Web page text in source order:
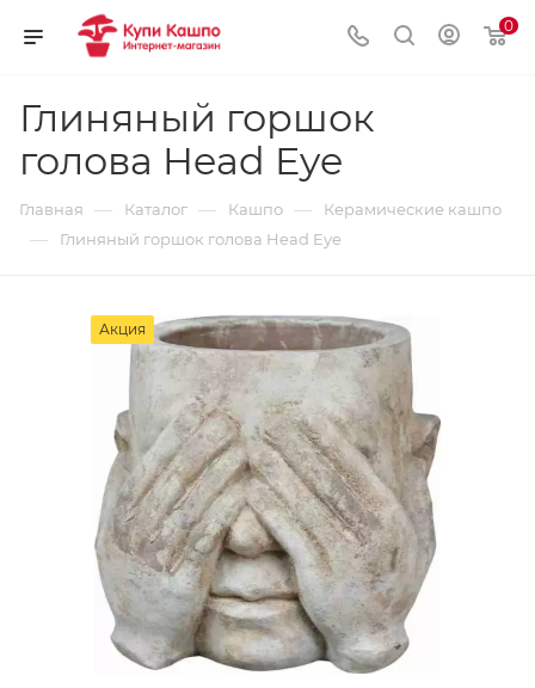
0
Глиняный горшок
голова Head Eye
Главная — Каталог — Кашпо — Керамические кашпо
— Глиняный горшок голова Head Eye
Акция